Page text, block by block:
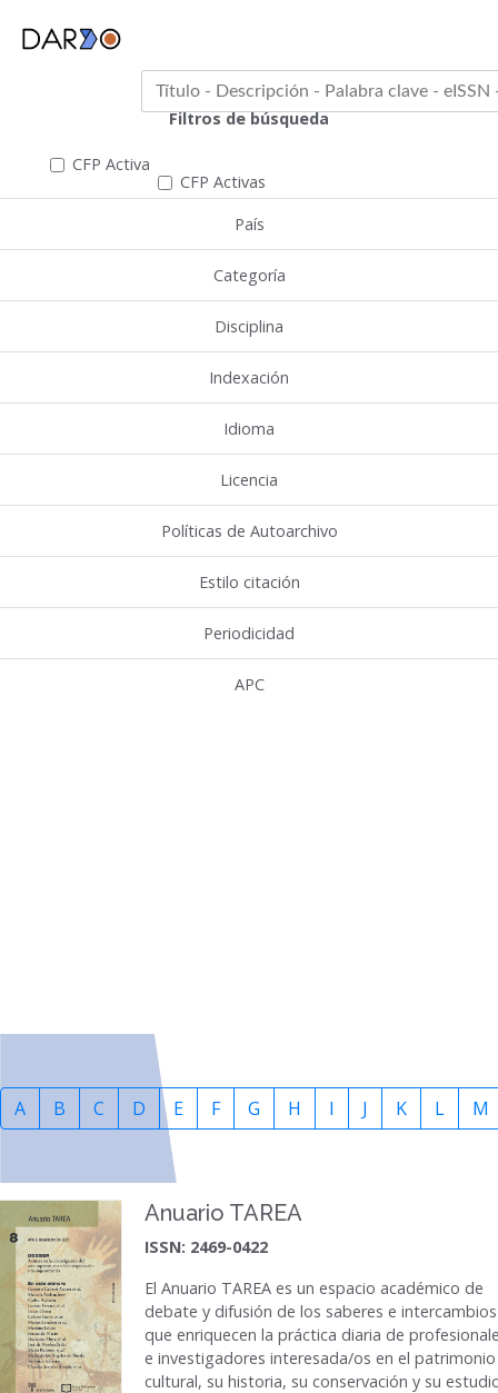
CFP Activas
Filtros de búsqueda
CFP Activa
País
Categoría
Disciplina
Indexación
Idioma
Licencia
Políticas de Autoarchivo
Estilo citación
Periodicidad
APC
A B C D E F G H I J K L M
Anuario TAREA
ISSN: 2469-0422
El Anuario TAREA es un espacio académico de
debate y difusión de los saberes e intercambios
que enriquecen la práctica diaria de
e investigadores interesada/os en el patrimonio
cultural, su historia, su conservación y su